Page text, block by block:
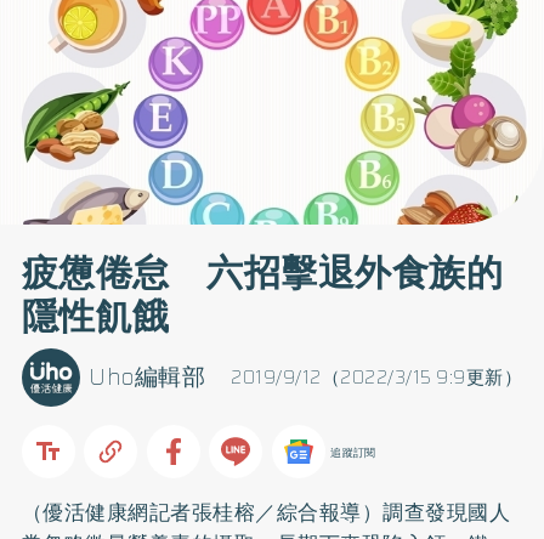
疲憊倦怠 六招擊退外食族的
隱性飢餓
2019/9/12（2022/3/15 9:9更新）
Uho編輯部
追蹤訂閱
（優活健康網記者張桂榕／綜合報導）調查發現國人